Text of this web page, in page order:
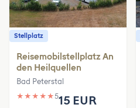
Stellplatz
Reisemobilstellplatz An
den Heilquellen
Bad Peterstal
★ ★ ★ ★ ★515 EUR